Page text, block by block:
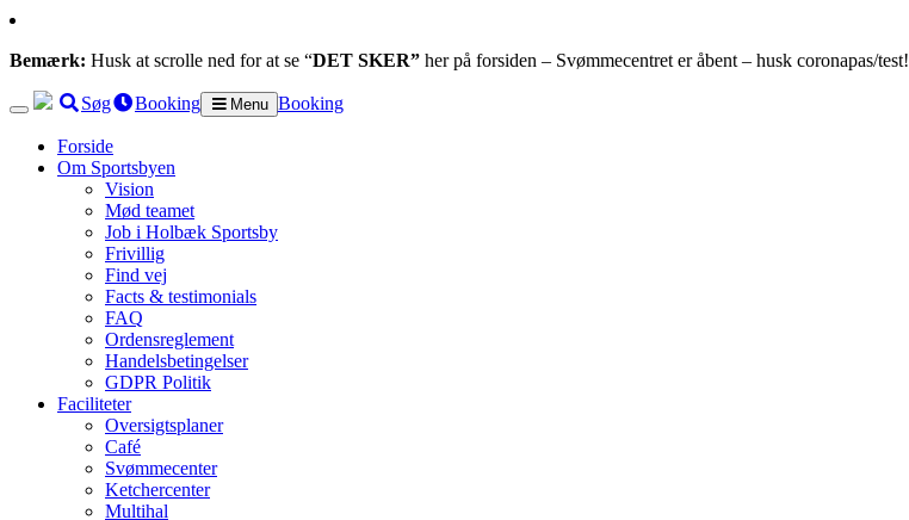
Bemærk: Husk at scrolle ned for at se “DET SKER” her på forsiden – Svømmecentret er åbent – husk coronapas/test!
Søg Booking Menu Booking
Forside
Om Sportsbyen
Vision
Mød teamet
Job i Holbæk Sportsby
Frivillig
Find vej
Facts & testimonials
FAQ
Ordensreglement
Handelsbetingelser
GDPR Politik
Faciliteter
Oversigtsplaner
Café
Svømmecenter
Ketchercenter
Multihal